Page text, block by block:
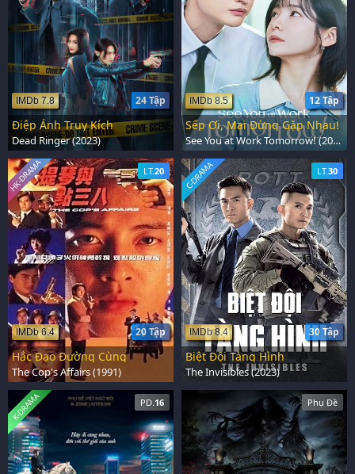
24 Tập
IMDb 7.8
Điệp Ảnh Truy Kích
Dead Ringer (2023)
12 Tập
IMDb 8.5
Sếp Ơi, Mai Đừng Gặp Nhau!
See You at Work Tomorrow! (2026)
LT.20
20 Tập
IMDb 6.4
HK-DRAMA
Hắc Đạo Đường Cùng
The Cop's Affairs (1991)
LT.30
30 Tập
IMDb 8.4
C-DRAMA
Biệt Đội Tàng Hình
The Invisibles (2023)
PD.16
K-DRAMA Phụ Đề